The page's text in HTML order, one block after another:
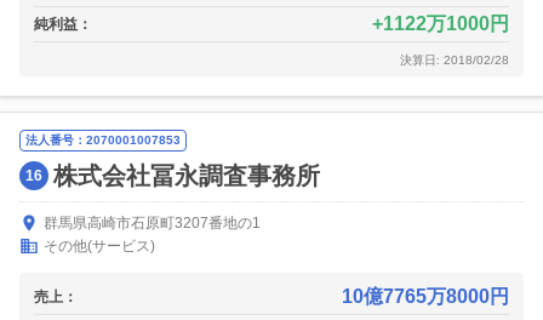
純利益： 1122万1000円
決算日: 2018/02/28
法人番号：2070001007853
16 株式会社冨永調査事務所
群馬県高崎市石原町3207番地の1
その他(サービス)
売上： 10億7765万8000円